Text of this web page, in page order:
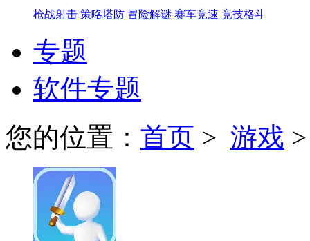
枪战射击 策略塔防 冒险解谜 赛车竞速 竞技格斗
专题
软件专题
您的位置： 首页 > 游戏